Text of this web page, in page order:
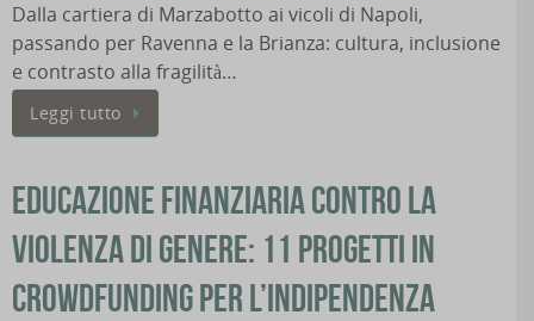
Dalla cartiera di Marzabotto ai vicoli di Napoli,
passando per Ravenna e la Brianza: cultura, inclusione
e contrasto alla fragilità…
Leggi tutto
Educazione finanziaria contro la
violenza di genere: 11 progetti in
crowdfunding per l’indipendenza